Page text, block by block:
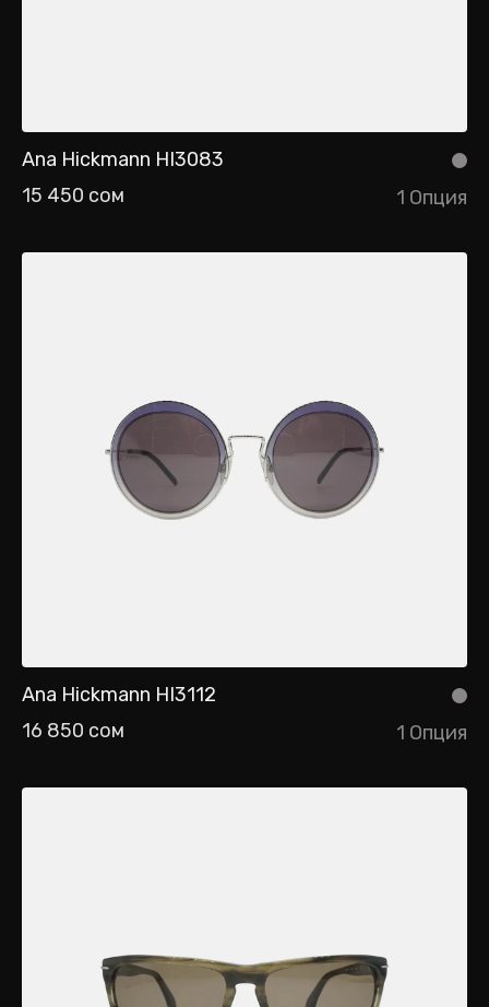
Ana Hickmann HI3083
15 450 сом
1 Опция
Ana Hickmann HI3112
16 850 сом
1 Опция